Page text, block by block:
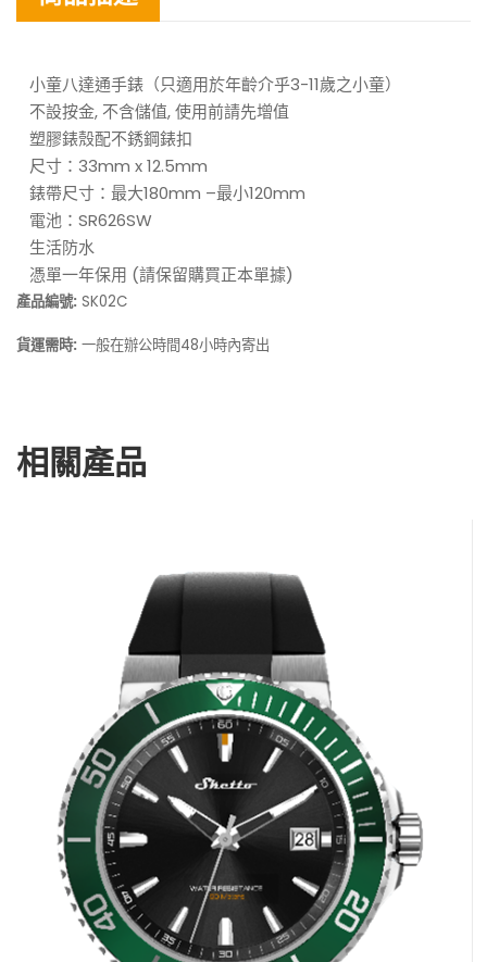
小童八達通手錶（只適用於年齡介乎3-11歲之小童）
不設按金, 不含儲值, 使用前請先增值
塑膠錶殼配不銹鋼錶扣
尺寸：33mm x 12.5mm
錶帶尺寸：最大180mm –最小120mm
電池：SR626SW
生活防水
憑單一年保用 (請保留購買正本單據)
產品編號: SK02C
貨運需時: 一般在辦公時間 48小時內寄出
相關產品